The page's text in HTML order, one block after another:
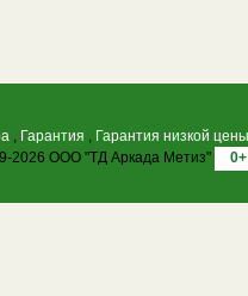
, Гарантия , Гарантия низкой цены
2026 ООО "ТД Аркада Метиз"
0+